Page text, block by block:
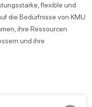
flexible und
die Bedürfnisse von KMU
ihre Ressourcen
und ihre